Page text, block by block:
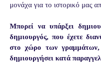
μονάχα για το ιστορικό μας
Μπορεί να υπάρξει
δημιουργός, που έχετε
στο χώρο των γραμμάτων,
δημιουργήσει κατά